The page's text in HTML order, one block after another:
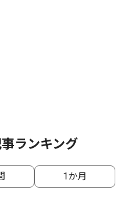
ランキング
1か月